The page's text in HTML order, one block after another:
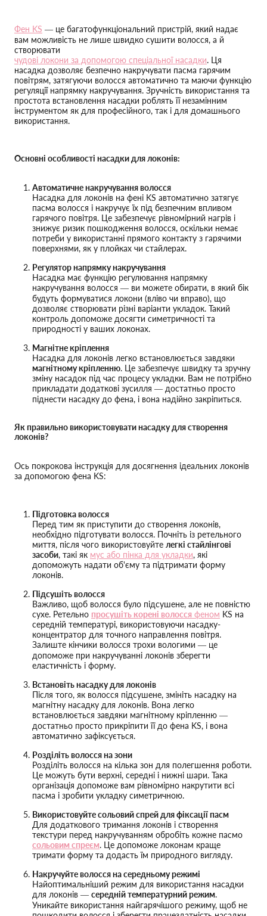
Фен KS — це багатофункціональний пристрій, який надає
вам можливість не лише швидко сушити волосся, а й
створювати
чудові локони за допомогою спеціальної насадки. Ця
насадка дозволяє безпечно накручувати пасма гарячим
повітрям, затягуючи волосся автоматично та маючи функцію
регуляції напрямку накручування. Зручність використання та
простота встановлення насадки роблять її незамінним
інструментом як для професійного, так і для домашнього
використання.
Основні особливості насадки для локонів:
Автоматичне накручування волосся
Насадка для локонів на фені KS автоматично затягує
пасма волосся і накручує їх під безпечним впливом
гарячого повітря. Це забезпечує рівномірний нагрів і
знижує ризик пошкодження волосся, оскільки немає
потреби у використанні прямого контакту з гарячими
поверхнями, як у плойках чи стайлерах.
Регулятор напрямку накручування
Насадка має функцію регулювання напрямку
накручування волосся — ви можете обирати, в який бік
будуть формуватися локони (вліво чи вправо), що
дозволяє створювати різні варіанти укладок. Такий
контроль допоможе досягти симетричності та
природності у ваших локонах.
Магнітне кріплення
Насадка для локонів легко встановлюється завдяки
магнітному кріпленню. Це забезпечує швидку та зручну
зміну насадок під час процесу укладки. Вам не потрібно
прикладати додаткові зусилля — достатньо просто
піднести насадку до фена, і вона надійно закріпиться.
Як правильно використовувати насадку для створення
локонів?
Ось покрокова інструкція для досягнення ідеальних локонів
за допомогою фена KS:
Підготовка волосся
Перед тим як приступити до створення локонів,
необхідно підготувати волосся. Почніть із ретельного
миття, після чого використовуйте легкі стайлінгові
засоби, такі як мус або пінка для укладки, які
допоможуть надати об'єму та підтримати форму
локонів.
Підсушіть волосся
Важливо, щоб волосся було підсушене, але не повністю
сухе. Ретельно просушіть корені волосся феном KS на
середній температурі, використовуючи насадку-
концентратор для точного направлення повітря.
Залиште кінчики волосся трохи вологими — це
допоможе при накручуванні локонів зберегти
еластичність і форму.
Встановіть насадку для локонів
Після того, як волосся підсушене, змініть насадку на
магнітну насадку для локонів. Вона легко
встановлюється завдяки магнітному кріпленню —
достатньо просто прикріпити її до фена KS, і вона
автоматично зафіксується.
Розділіть волосся на зони
Розділіть волосся на кілька зон для полегшення роботи.
Це можуть бути верхні, середні і нижні шари. Така
організація допоможе вам рівномірно накрутити всі
пасма і зробити укладку симетричною.
Використовуйте сольовий спрей для фіксації пасм
Для додаткового тримання локонів і створення
текстури перед накручуванням обробіть кожне пасмо
сольовим спреєм. Це допоможе локонам краще
тримати форму та додасть їм природного вигляду.
Накручуйте волосся на середньому режимі
Найоптимальніший режим для використання насадки
для локонів — середній температурний режим.
Уникайте використання найгарячішого режиму, щоб не